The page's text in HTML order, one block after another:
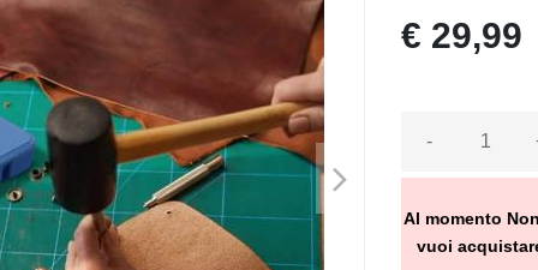
>
€ 29,99
-
Al momento
vuoi